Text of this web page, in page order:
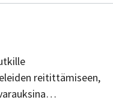
reitittämiseen,